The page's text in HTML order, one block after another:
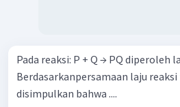
Pada reaksi: P + Q → PQ diperoleh
Berdasarkanpersamaan laju
disimpulkan bahwa ....